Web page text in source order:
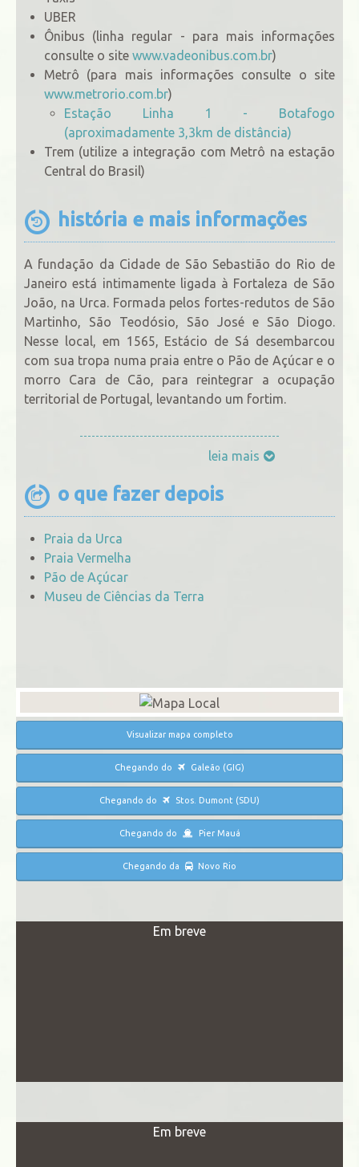
UBER
Ônibus (linha regular - para mais informações
consulte o site www.vadeonibus.com.br)
Metrô (para mais informações consulte o site
www.metrorio.com.br)
Estação Linha 1 - Botafogo
(aproximadamente 3,3km de distância)
Trem (utilize a integração com Metrô na estação
Central do Brasil)
história e mais informações
A fundação da Cidade de São Sebastião do Rio de
Janeiro está intimamente ligada à Fortaleza de São
João, na Urca. Formada pelos fortes-redutos de São
Martinho, São Teodósio, São José e São Diogo.
Nesse local, em 1565, Estácio de Sá desembarcou
com sua tropa numa praia entre o Pão de Açúcar e o
morro Cara de Cão, para reintegrar a ocupação
territorial de Portugal, levantando um fortim.
leia mais
o que fazer depois
Praia da Urca
Praia Vermelha
Pão de Açúcar
Museu de Ciências da Terra
Visualizar mapa completo
Chegando do Galeão (GIG)
Chegando do Stos. Dumont (SDU)
Chegando do Pier Mauá
Chegando da Novo Rio
Em breve
Em breve